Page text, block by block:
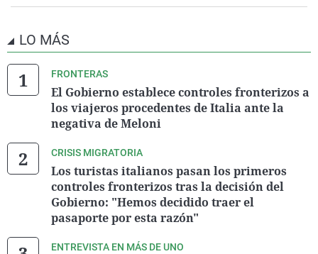
LO MÁS
FRONTERAS
El Gobierno establece controles fronterizos a
los viajeros procedentes de Italia ante la
negativa de Meloni
CRISIS MIGRATORIA
Los turistas italianos pasan los primeros
controles fronterizos tras la decisión del
Gobierno: "Hemos decidido traer el
pasaporte por esta razón"
ENTREVISTA EN MÁS DE UNO